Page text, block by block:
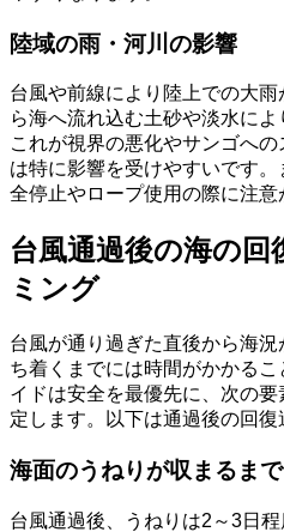
陸域の雨・河川の影響
台風や前線により陸上での大
ら海へ流れ込む土砂や淡水によ
これが視界の悪化やサンゴへ
は特に影響を受けやすいです
全停止やロープ使用の際に注意
台風通過後の海の回
ミング
台風が通り過ぎた直後から海
ち着くまでには時間がかかる
イドは安全を最優先に、次の
定します。以下は通過後の回復
海面のうねりが収まるまで
台風通過後、うねりは2～3日